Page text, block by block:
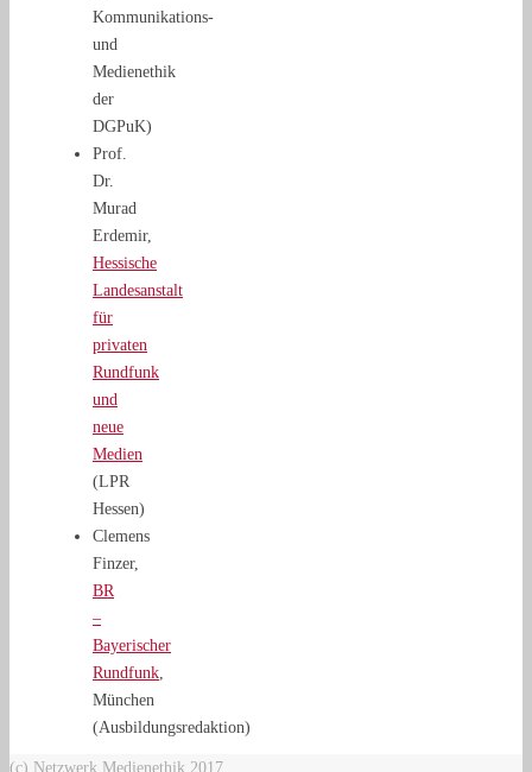
Kommunikations-
und
Medienethik
der
DGPuK)
Prof.
Dr.
Murad
Erdemir,
Hessische
Landesanstalt
für
privaten
Rundfunk
und
neue
Medien
(LPR
Hessen)
Clemens
Finzer,
BR
–
Bayerischer
Rundfunk
München
(Ausbildungsredaktion)
(c) Netzwerk Medienethik 2017